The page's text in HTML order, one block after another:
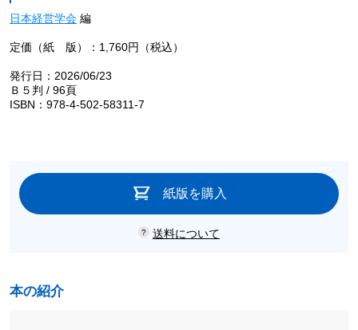
日本経営学会編
定価（紙 版）：1,760円（税込）
発行日：2026/06/23
Ｂ５判 / 96頁
ISBN：978-4-502-58311-7
紙版を購入
送料について
本の紹介